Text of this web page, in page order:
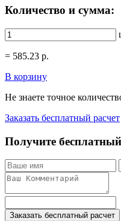
Количество и сумма:
= 585.23 р.
В корзину
Не знаете точное
Заказать бесплатный расчет
Получите
Заказать бесплатный расчет